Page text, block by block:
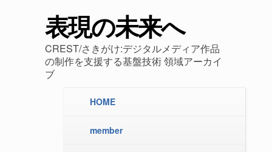
表現の未来へ
CREST/さきがけ:デジタルメディア作品
の制作を支援する基盤技術 領域アーカイ
ブ
HOME
member